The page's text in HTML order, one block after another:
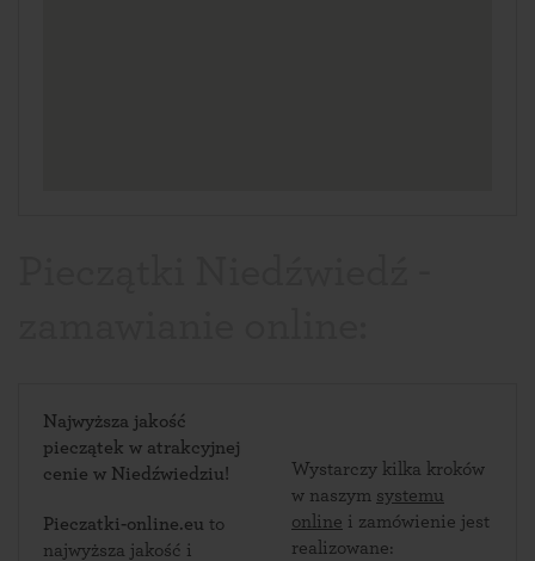
Najwyższa jakość
pieczątek w atrakcyjnej
cenie w Niedźwiedziu!
Pieczatki-online.eu to
najwyższa jakość i
Wystarczy kilka kroków
w naszym systemu
online i zamówienie jest
realizowane: